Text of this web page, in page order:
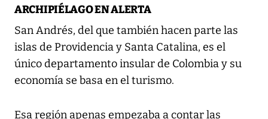
ARCHIPIÉLAGO EN ALERTA
San Andrés, del que también hacen parte las
islas de Providencia y Santa Catalina, es el
único departamento insular de Colombia y su
economía se basa en el turismo.
Esa región apenas empezaba a contar las